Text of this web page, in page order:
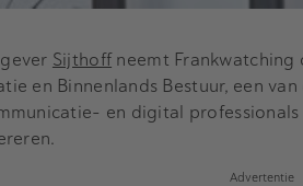
Sijthoffneemt Frankwatching
en Binnenlands Bestuur, een
en digital
Advertentie